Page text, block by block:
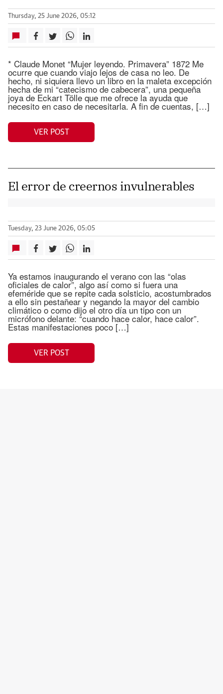
Thursday, 25 June 2026, 05:12
* Claude Monet “Mujer leyendo. Primavera” 1872 Me
ocurre que cuando viajo lejos de casa no leo. De
hecho, ni siquiera llevo un libro en la maleta excepción
hecha de mi “catecismo de cabecera”, una pequeña
joya de Eckart Tölle que me ofrece la ayuda que
necesito en caso de necesitarla. A fin de cuentas, […]
VER POST
El error de creernos invulnerables
Tuesday, 23 June 2026, 05:05
Ya estamos inaugurando el verano con las “olas
oficiales de calor”, algo así como si fuera una
efeméride que se repite cada solsticio, acostumbrados
a ello sin pestañear y negando la mayor del cambio
climático o como dijo el otro día un tipo con un
micrófono delante: “cuando hace calor, hace calor”.
Estas manifestaciones poco […]
VER POST